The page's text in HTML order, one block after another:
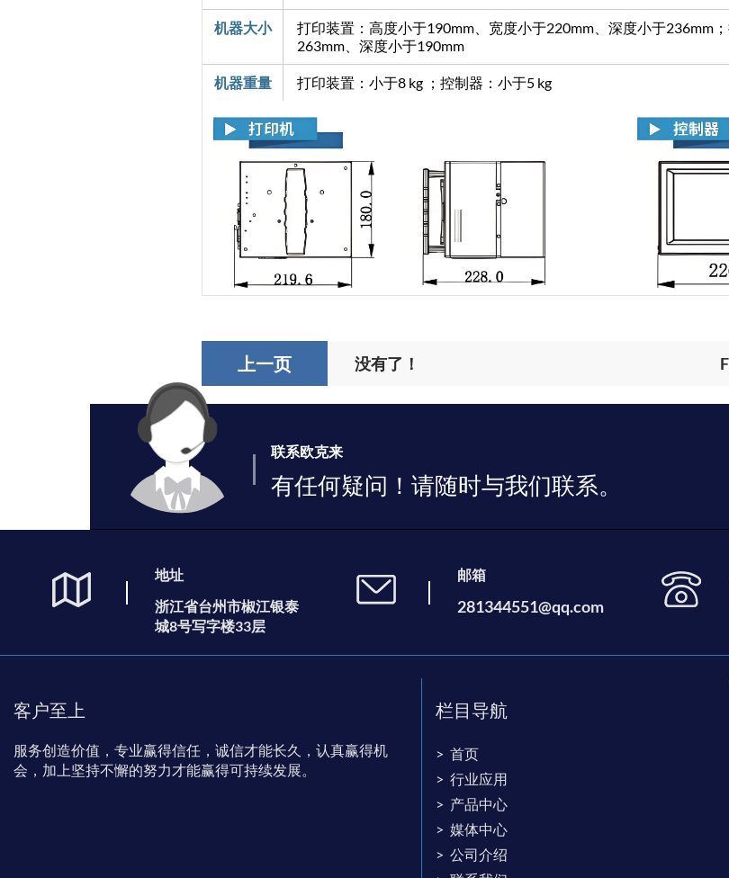
机器大小
打印装置：高度小于190mm、宽度小于220mm、深度小于236mm
263mm、深度小于190mm
机器重量 打印装置：小于8 kg ；控制器：小于5 kg
上一页 没有了！
联系欧克来
有任何疑问！请随时与我们联系。
地址
浙江省台州市椒江银泰
城8号写字楼33层
邮箱
281344551@qq.com
客户至上
服务创造价值，专业赢得信任，诚信才能长久，认真赢得机
会，加上坚持不懈的努力才能赢得可持续发展。
栏目导航
首页
行业应用
产品中心
媒体中心
公司介绍